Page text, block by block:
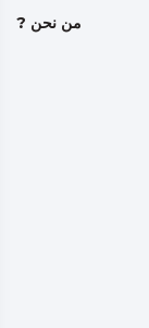
من نحن ?